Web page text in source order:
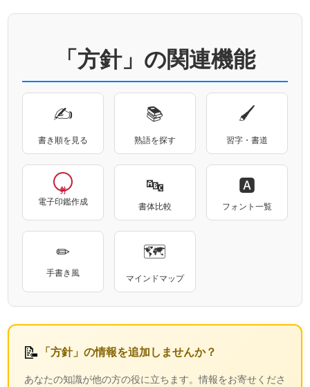
「方針」の関連機能
✍
書き順を見る
📚
熟語を探す
🖌
習字・書道
電子印鑑作成
🔤
書体比較
🅰
フォント一覧
✏
手書き風
🗺
マインドマップ
📝 「方針」の情報を追加しませんか？
あなたの知識が他の方の役に立ちます。情報をお寄せくださ